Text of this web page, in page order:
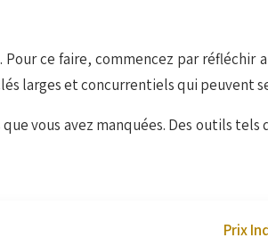
ce faire, commencez par réfléchir
larges et concurrentiels qui peuvent
vous avez manquées. Des outils tels
Prix